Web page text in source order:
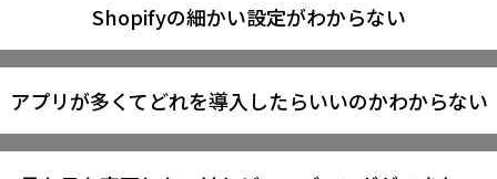
Shopifyの細かい設定がわからない
アプリが多くてどれを導入したらいいのかわからない